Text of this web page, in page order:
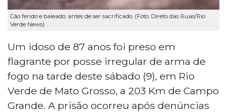
Cão ferido e baleado, antes de ser sacrificado. (Foto: Direto das Ruas/Rio
Verde News)
Um idoso de 87 anos foi preso em
flagrante por posse irregular de arma de
fogo na tarde deste sábado (9), em Rio
Verde de Mato Grosso, a 203 Km de Campo
Grande. A prisão ocorreu após denúncias